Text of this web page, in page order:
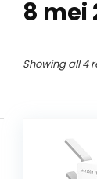
8 mei
Showing all 4